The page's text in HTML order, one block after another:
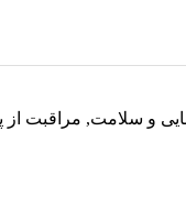
و سلامت, مراقبت